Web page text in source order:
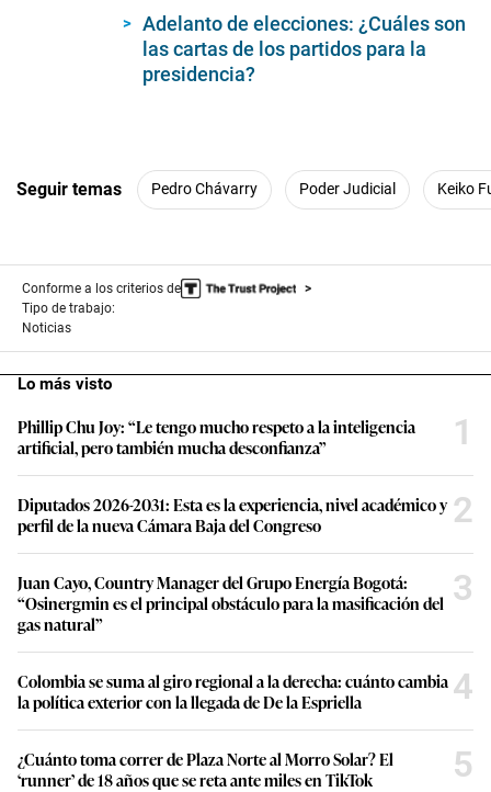
Adelanto de elecciones: ¿Cuáles son
las cartas de los partidos para la
presidencia?
Seguir temas Pedro Chávarry Poder Judicial Keiko
Conforme a los criterios de
Tipo de trabajo:
Noticias
Lo más visto
Phillip Chu Joy: “Le tengo mucho respeto a la inteligencia
artificial, pero también mucha desconfianza”
1
Diputados 2026-2031: Esta es la experiencia, nivel académico y
perfil de la nueva Cámara Baja del Congreso
2
Juan Cayo, Country Manager del Grupo Energía Bogotá:
“Osinergmin es el principal obstáculo para la masificación del
gas natural”
3
Colombia se suma al giro regional a la derecha: cuánto cambia
la política exterior con la llegada de De la Espriella
4
¿Cuánto toma correr de Plaza Norte al Morro Solar? El
‘runner’ de 18 años que se reta ante miles en TikTok
5